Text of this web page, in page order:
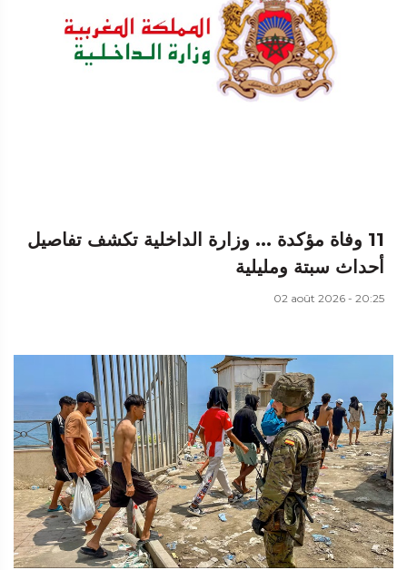
11 وفاة مؤكدة ... وزارة الداخلية تكشف تفاصيل
أحداث سبتة ومليلية
02 août 2026 - 20:25